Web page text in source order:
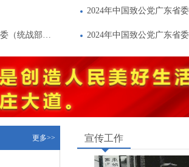
省委会召开省直属基层组织所在单位中共党委（统战部）负责人座谈会
2024年中国致公党广东省
2024年中国致公党广东省
更多>> 宣传工作